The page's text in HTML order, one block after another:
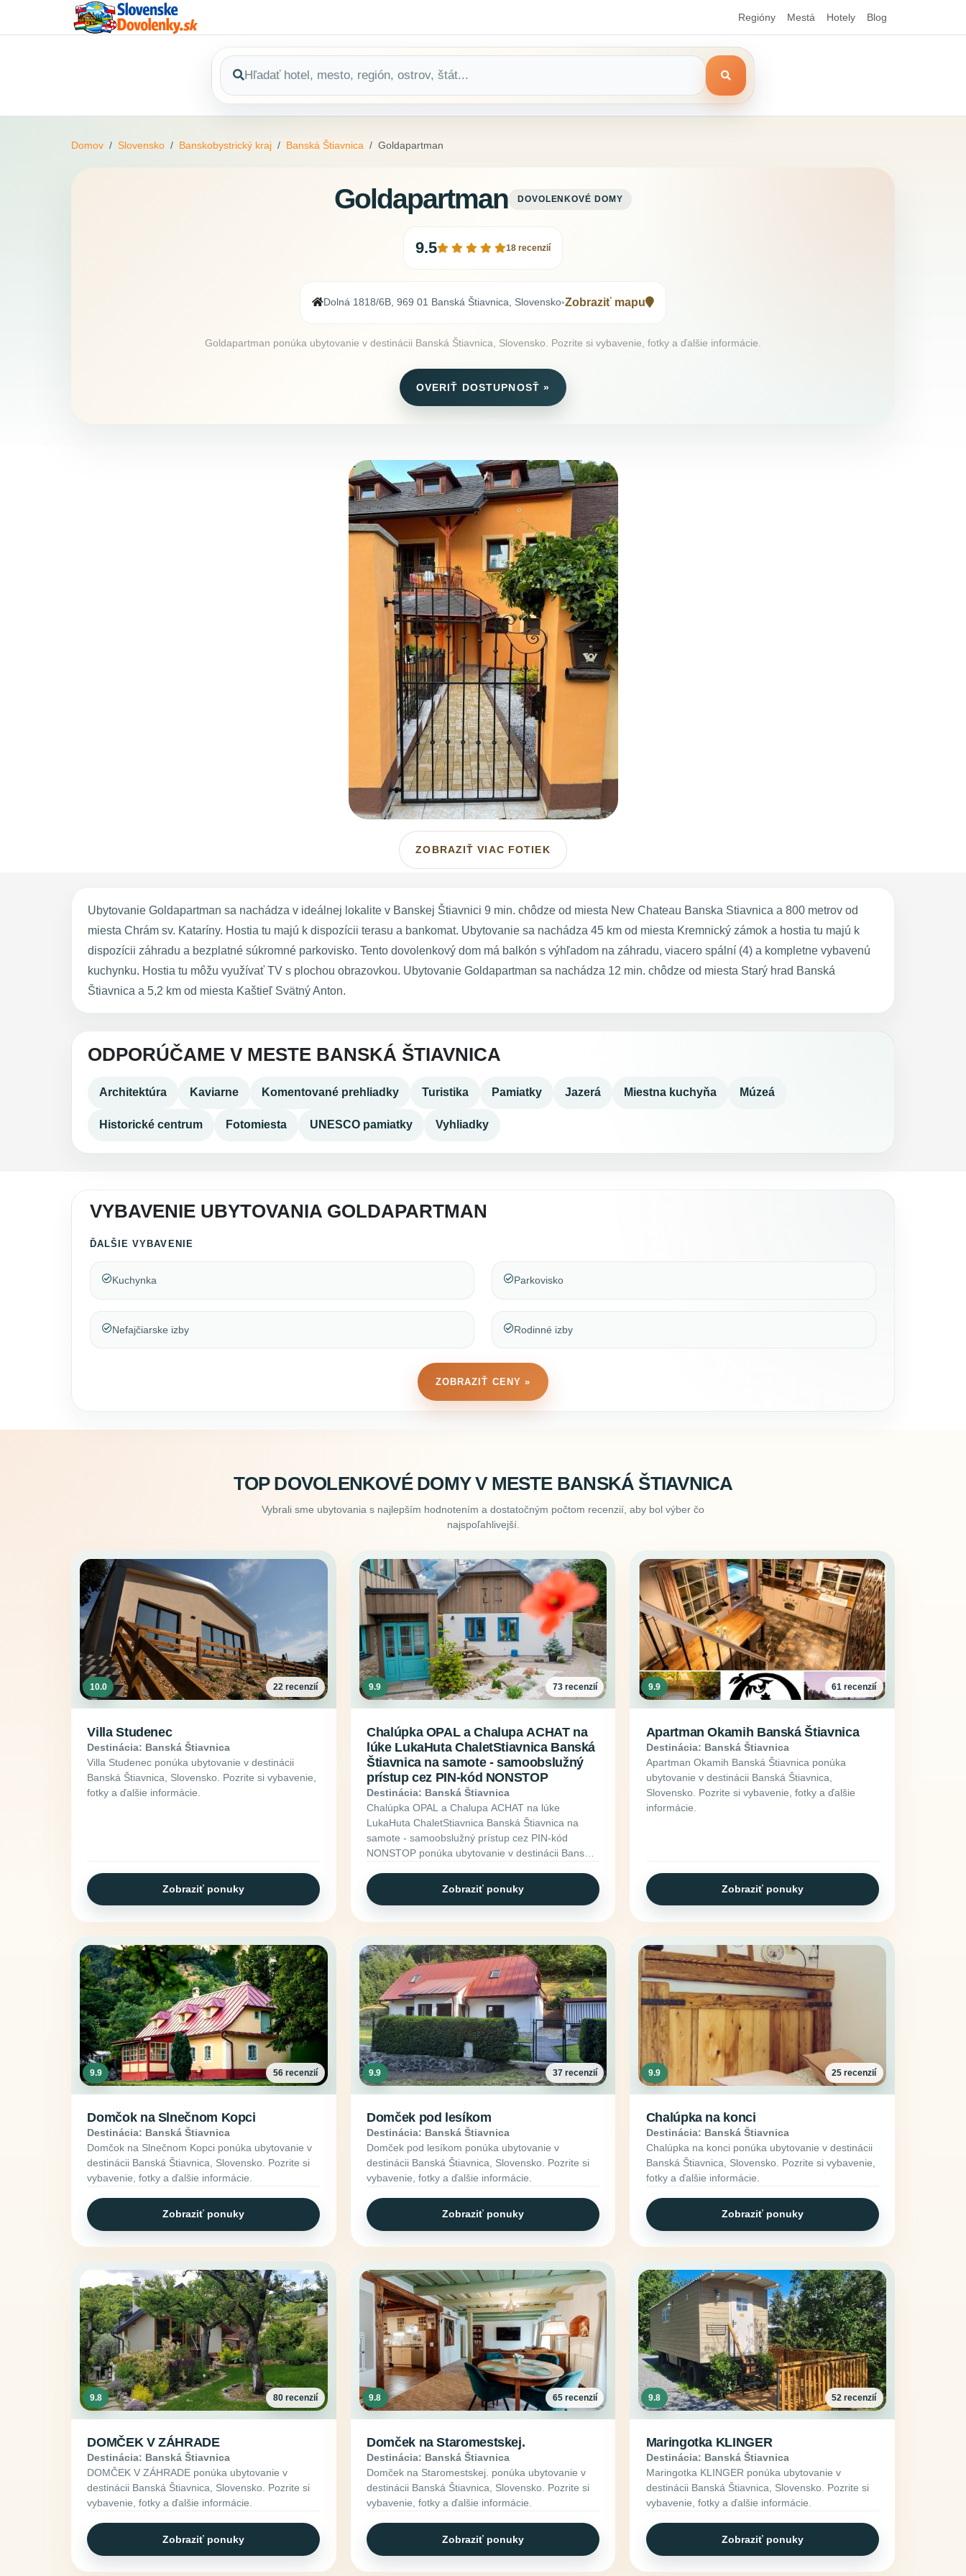
Regióny Mestá Hotely Blog
Domov Slovensko Banskobystrický kraj Banská Štiavnica Goldapartman
Goldapartman DOVOLENKOVÉ DOMY
9.5 18 recenzií
Dolná 1818/6B, 969 01 Banská Štiavnica, Slovensko•Zobraziť mapu
Goldapartman ponúka ubytovanie v destinácii Banská Štiavnica, Slovensko. Pozrite si vybavenie, fotky a ďalšie informácie.
OVERIŤ DOSTUPNOSŤ »
ZOBRAZIŤ VIAC FOTIEK
Ubytovanie Goldapartman sa nachádza v ideálnej lokalite v Banskej Štiavnici 9 min. chôdze od miesta New Chateau Banska Stiavnica a 800 metrov od
miesta Chrám sv. Kataríny. Hostia tu majú k dispozícii terasu a bankomat. Ubytovanie sa nachádza 45 km od miesta Kremnický zámok a hostia tu majú k
dispozícii záhradu a bezplatné súkromné parkovisko. Tento dovolenkový dom má balkón s výhľadom na záhradu, viacero spální (4) a kompletne vybavenú
kuchynku. Hostia tu môžu využívať TV s plochou obrazovkou. Ubytovanie Goldapartman sa nachádza 12 min. chôdze od miesta Starý hrad Banská
Štiavnica a 5,2 km od miesta Kaštieľ Svätný Anton.
ODPORÚČAME V MESTE BANSKÁ ŠTIAVNICA
Architektúra Kaviarne Komentované prehliadky Turistika Pamiatky Jazerá Miestna kuchyňa Múzeá
Historické centrum Fotomiesta UNESCO pamiatky Vyhliadky
VYBAVENIE UBYTOVANIA GOLDAPARTMAN
ĎALŠIE VYBAVENIE
Kuchynka
Nefajčiarske izby
Parkovisko
Rodinné izby
ZOBRAZIŤ CENY »
TOP DOVOLENKOVÉ DOMY V MESTE BANSKÁ ŠTIAVNICA
Vybrali sme ubytovania s najlepším hodnotením a dostatočným počtom recenzií, aby bol výber čo
najspoľahlivejší.
10.0 22 recenzií
Villa Studenec
Destinácia: Banská Štiavnica
Villa Studenec ponúka ubytovanie v destinácii
Banská Štiavnica, Slovensko. Pozrite si vybavenie,
fotky a ďalšie informácie.
Zobraziť ponuky
9.9 73 recenzií
Chalúpka OPAL a Chalupa ACHAT na
lúke LukaHuta ChaletStiavnica Banská
Štiavnica na samote - samoobslužný
prístup cez PIN-kód NONSTOP
Destinácia: Banská Štiavnica
Chalúpka OPAL a Chalupa ACHAT na lúke
LukaHuta ChaletStiavnica Banská Štiavnica na
samote - samoobslužný prístup cez PIN-kód
NONSTOP ponúka ubytovanie v destinácii Banská
ďalšie informácie.
Zobraziť ponuky
9.9 61 recenzií
Apartman Okamih Banská Štiavnica
Destinácia: Banská Štiavnica
Apartman Okamih Banská Štiavnica ponúka
ubytovanie v destinácii Banská Štiavnica,
Slovensko. Pozrite si vybavenie, fotky a ďalšie
informácie.
Zobraziť ponuky
9.9 56 recenzií
Domčok na Slnečnom Kopci
Destinácia: Banská Štiavnica
Domčok na Slnečnom Kopci ponúka ubytovanie v
destinácii Banská Štiavnica, Slovensko. Pozrite si
vybavenie, fotky a ďalšie informácie.
Zobraziť ponuky
9.9 37 recenzií
Domček pod lesíkom
Destinácia: Banská Štiavnica
Domček pod lesíkom ponúka ubytovanie v
destinácii Banská Štiavnica, Slovensko. Pozrite si
vybavenie, fotky a ďalšie informácie.
Zobraziť ponuky
9.9 25 recenzií
Chalúpka na konci
Destinácia: Banská Štiavnica
Chalúpka na konci ponúka ubytovanie v destinácii
Banská Štiavnica, Slovensko. Pozrite si vybavenie,
fotky a ďalšie informácie.
Zobraziť ponuky
9.8 80 recenzií
DOMČEK V ZÁHRADE
Destinácia: Banská Štiavnica
DOMČEK V ZÁHRADE ponúka ubytovanie v
destinácii Banská Štiavnica, Slovensko. Pozrite si
vybavenie, fotky a ďalšie informácie.
Zobraziť ponuky
9.8 65 recenzií
Domček na Staromestskej.
Destinácia: Banská Štiavnica
Domček na Staromestskej. ponúka ubytovanie v
destinácii Banská Štiavnica, Slovensko. Pozrite si
vybavenie, fotky a ďalšie informácie.
Zobraziť ponuky
9.8 52 recenzií
Maringotka KLINGER
Destinácia: Banská Štiavnica
Maringotka KLINGER ponúka ubytovanie v
destinácii Banská Štiavnica, Slovensko. Pozrite si
vybavenie, fotky a ďalšie informácie.
Zobraziť ponuky